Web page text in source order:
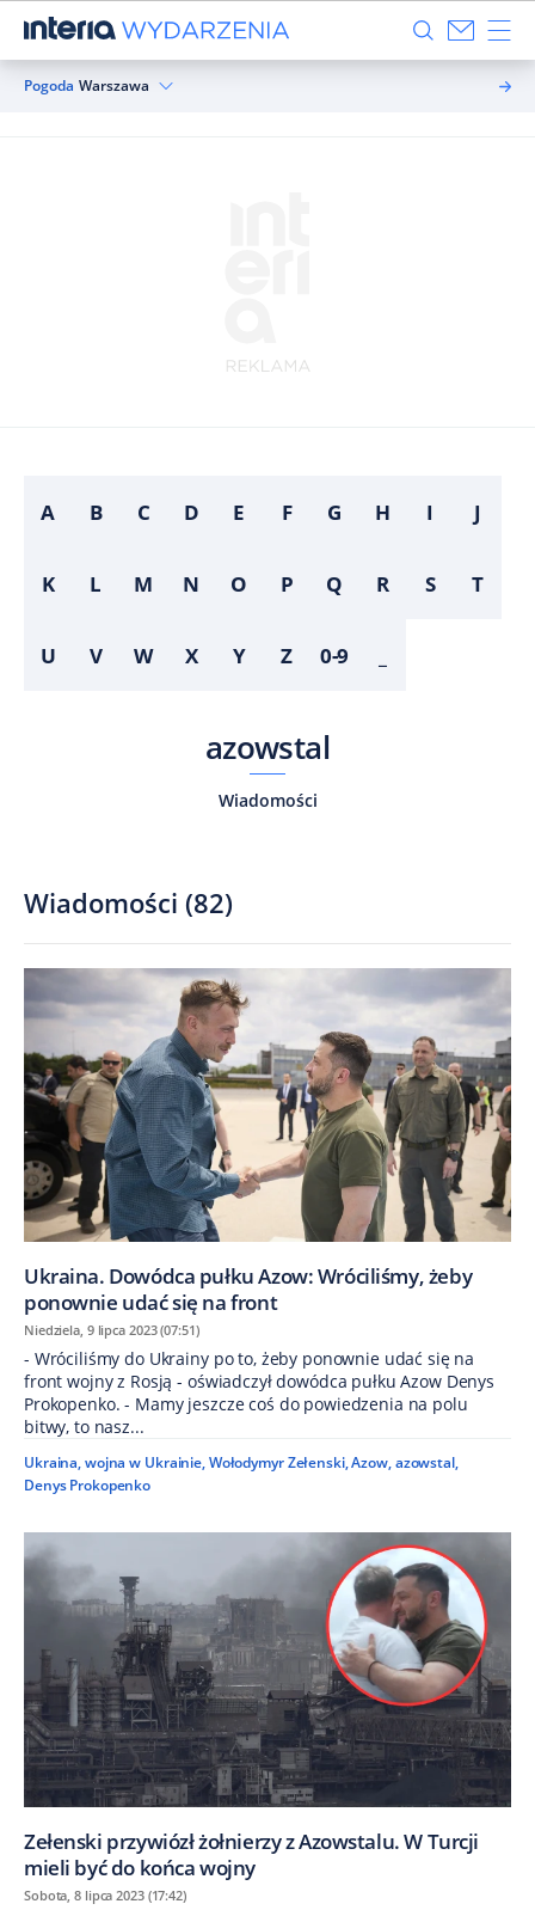
Pogoda Warszawa
A B C D E F G H I J
K L M N O P Q R S T
U V W X Y Z 0-9
azowstal
Wiadomości
Wiadomości (82)
Ukraina. Dowódca pułku Azow: Wróciliśmy, żeby
ponownie udać się na front
Niedziela, 9 lipca 2023 (07:51)
- Wróciliśmy do Ukrainy po to, żeby ponownie udać się na
front wojny z Rosją - oświadczył dowódca pułku Azow Denys
Prokopenko. - Mamy jeszcze coś do powiedzenia na polu
bitwy, to nasz...
Ukraina,wojna w Ukrainie,Wołodymyr Zełenski,Azow,azowstal,
Denys Prokopenko
Zełenski przywiózł żołnierzy z Azowstalu. W Turcji
mieli być do końca wojny
Sobota, 8 lipca 2023 (17:42)